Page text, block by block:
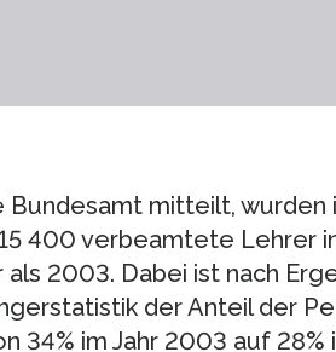
Bundesamt mitteilt, wurden
400 verbeamtete Lehrer
als 2003. Dabei ist nach
der Anteil der
34% im Jahr 2003 auf 28%